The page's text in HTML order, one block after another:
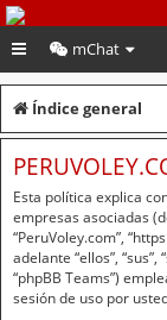
mChat
Índice general
Esta política explica
empresas asociadas
“PeruVoley.com”,
adelante “ellos”,
“phpBB Teams”)
sesión de uso por